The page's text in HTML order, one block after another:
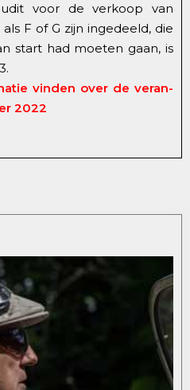
voor de verkoop van
F of G zijn ingedeeld, die
start had moeten gaan, is
vinden over de veran-
2022